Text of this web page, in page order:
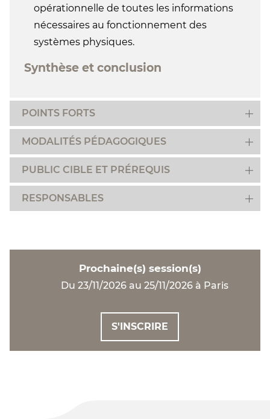
opérationnelle de toutes les informations
nécessaires au fonctionnement des
systèmes physiques.
Synthèse et conclusion
POINTS FORTS
MODALITÉS PÉDAGOGIQUES
PUBLIC CIBLE ET PRÉREQUIS
RESPONSABLES
Prochaine(s) session(s)
Du 23/11/2026 au 25/11/2026 à Paris
S'INSCRIRE